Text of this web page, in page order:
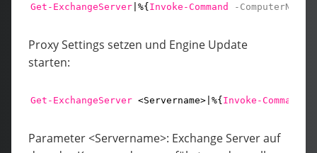
Get-ExchangeServer |%{ Invoke-Command -ComputerName
Proxy Settings setzen und Engine Update
starten:
Get-ExchangeServer <Servername>|%{ Invoke-Command
Parameter <Servername>: Exchange Server auf